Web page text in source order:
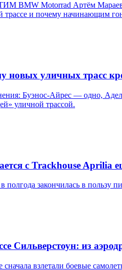
Motorrad Артём Мараев
трассе и почему начинающим
новых уличных трасс
Буэнос-Айрес — одно,
уличной трассой.
с Trackhouse Aprilia
полгода закончилась в пользу
Сильверстоун: из
сначала взлетали боевые